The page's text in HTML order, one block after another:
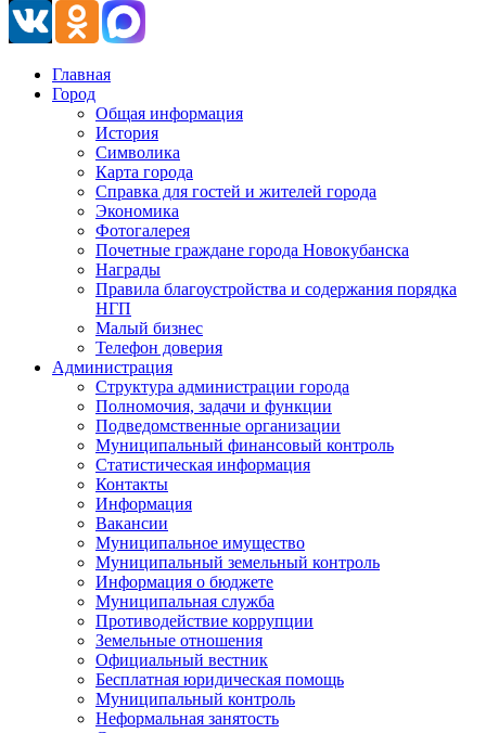
Главная
Город
Общая информация
История
Символика
Карта города
Справка для гостей и жителей города
Экономика
Фотогалерея
Почетные граждане города Новокубанска
Награды
Правила благоустройства и содержания порядка
НГП
Малый бизнес
Телефон доверия
Администрация
Структура администрации города
Полномочия, задачи и функции
Подведомственные организации
Муниципальный финансовый контроль
Статистическая информация
Контакты
Информация
Вакансии
Муниципальное имущество
Муниципальный земельный контроль
Информация о бюджете
Муниципальная служба
Противодействие коррупции
Земельные отношения
Официальный вестник
Бесплатная юридическая помощь
Муниципальный контроль
Неформальная занятость